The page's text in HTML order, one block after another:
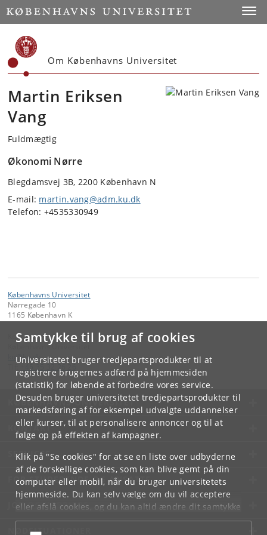
Samtykke til brug af cookies
Universitetet bruger tredjepartsprodukter til at
registrere brugernes adfærd på hjemmesiden
(statistik) for løbende at forbedre vores service.
Desuden bruger universitetet tredjepartsprodukter til
markedsføring af for eksempel udvalgte uddannelser
eller kurser, til at personalisere annoncer og til at
følge op på effekten af kampagner.
Klik på "Se cookies" for at se en liste over udbyderne
af de forskellige cookies, som kan blive gemt på din
computer eller mobil, når du bruger universitetets
hjemmeside. Du kan selv vælge om du vil acceptere
eller afslå cookies, og du kan altid ændre dit samtykke
underCookie- og privatlivspolitiksom du finder i
bunden af hver side.
Start
Om Københavns Universitet
Martin Eriksen
Vang
Fuldmægtig
Økonomi Nørre
Blegdamsvej 3B, 2200 København N
E-mail: martin.vang@adm.ku.dk
Telefon: +4535330949
Københavns Universitet
Nørregade 10
1165 København K
Kontakt:
Københavns Universitet
@ku.dk
KØBENHAVNS UNIVERSITET
KONTAKT
SERVICES
FOR STUDERENDE OG ANSATTE
JOB OG KARRIERE
NØDSITUATIONER